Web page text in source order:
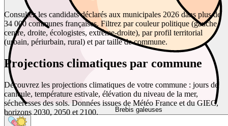
Brebis galeuses
Consultez les candidats déclarés aux municipales 2026 dans plus de
34 000 communes françaises. Filtrez par couleur politique (gauche,
centre, droite, écologistes, extrême-droite), par profil territorial
(urbain, périurbain, rural) et par taille de commune.
Projections climatiques par commune
Découvrez les projections climatiques de votre commune : jours de
canicule, température estivale, élévation du niveau de la mer,
sécheresses des sols. Données issues de Météo France et du GIEC,
horizons 2030, 2050 et 2100.